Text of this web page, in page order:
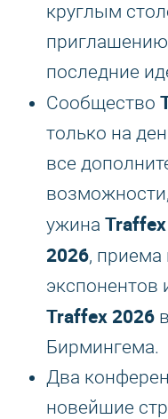
круглым
последние
Сообщество
только на
все
ужина
2026, приема
экспонентов
Traffex 2026
Бирмингема.
Два
новейшие